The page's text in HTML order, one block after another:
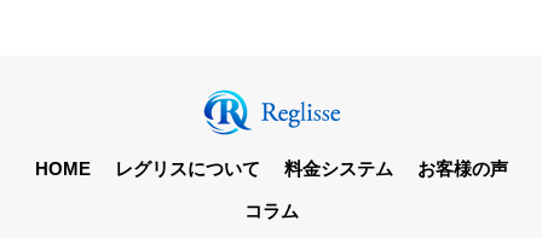
HOME レグリスについて 料金システム お客様の声
コラム